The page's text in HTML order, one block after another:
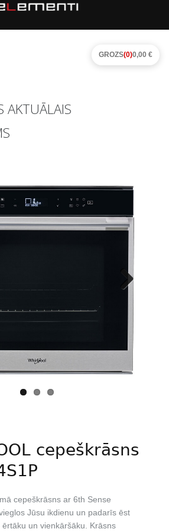
AKTUĀLAIS
cepeškrāsns
cepeškrāsns ar 6th Sense
Jūsu ikdienu un padarīs ēst
un vienkāršāku. Krāsns
GROZS(0)0,00 €